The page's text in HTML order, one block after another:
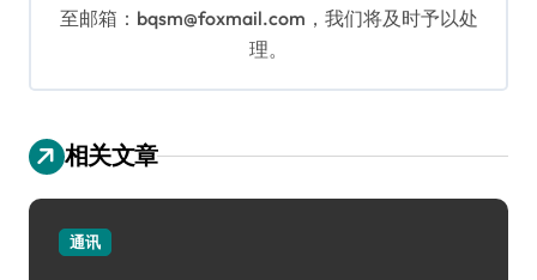
至邮箱：bqsm@foxmail.com，我们将及时予以处
理。
相关文章
通讯